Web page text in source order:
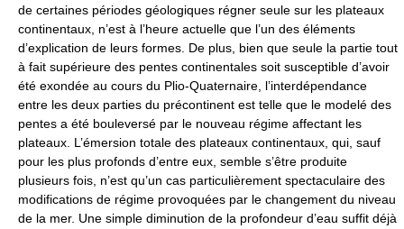
de certaines périodes géologiques régner seule sur les plateaux
continentaux, n’est à l’heure actuelle que l’un des éléments
d’explication de leurs formes. De plus, bien que seule la partie tout
à fait supérieure des pentes continentales soit susceptible d’avoir
été exondée au cours du Plio-Quaternaire, l’interdépendance
entre les deux parties du précontinent est telle que le modelé des
pentes a été bouleversé par le nouveau régime affectant les
plateaux. L’émersion totale des plateaux continentaux, qui, sauf
pour les plus profonds d’entre eux, semble s’être produite
plusieurs fois, n’est qu’un cas particulièrement spectaculaire des
modifications de régime provoquées par le changement du niveau
de la mer. Une simple diminution de la profondeur d’eau suffit déjà